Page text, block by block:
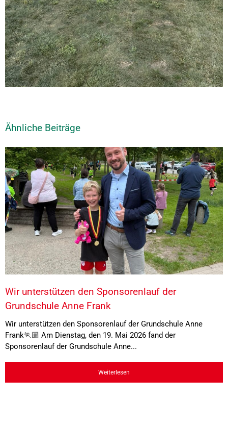
Ähnliche Beiträge
Wir unterstützen den Sponsorenlauf der
Grundschule Anne Frank
Wir unterstützen den Sponsorenlauf der Grundschule Anne
Frank🏃🏼 Am Dienstag, den 19. Mai 2026 fand der
Sponsorenlauf der Grundschule Anne...
Weiterlesen